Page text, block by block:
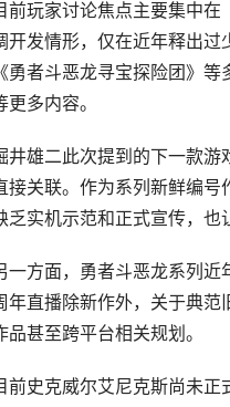
前玩家讨论焦点主要集中
开发情形，仅在近年释出过
《勇者斗恶龙寻宝探险团》
更多内容。
井雄二此次提到的下一款游
接关联。作为系列新鲜编
乏实机示范和正式宣传，也
一方面，勇者斗恶龙系列
年直播除新作外，关于典
品甚至跨平台相关规划。
前史克威尔艾尼克斯尚未